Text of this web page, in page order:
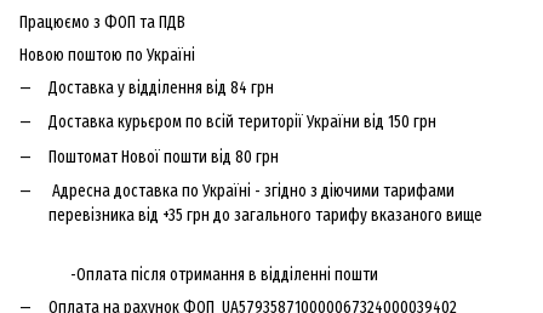
Працюємо з ФОП та ПДВ
Новою поштою по Україні
Доставка у відділення від 84 грн
Доставка курьєром по всій території України від 150 грн
Поштомат Нової пошти від 80 грн
Адресна доставка по Україні - згідно з діючими тарифами
перевізника від +35 грн до загального тарифу вказаного вище
-Оплата після отримання в відділенні пошти
Оплата на рахунок ФОП UA579358710000067324000039402